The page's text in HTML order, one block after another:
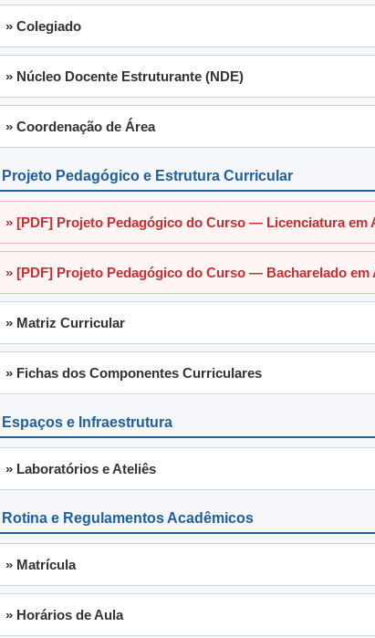
» Colegiado
» Núcleo Docente Estruturante (NDE)
» Coordenação de Área
Projeto Pedagógico e Estrutura Curricular
» [PDF] Projeto Pedagógico do Curso — Licenciatura em
» [PDF] Projeto Pedagógico do Curso — Bacharelado em
» Matriz Curricular
» Fichas dos Componentes Curriculares
Espaços e Infraestrutura
» Laboratórios e Ateliês
Rotina e Regulamentos Acadêmicos
» Matrícula
» Horários de Aula